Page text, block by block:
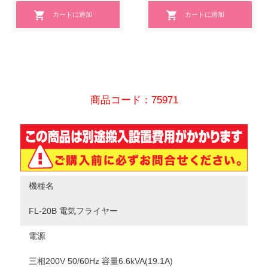
商品コード：75971
機種名
FL-20B 電気フライヤー
電源
三相200V 50/60Hz 容量6.6kVA(19.1A)